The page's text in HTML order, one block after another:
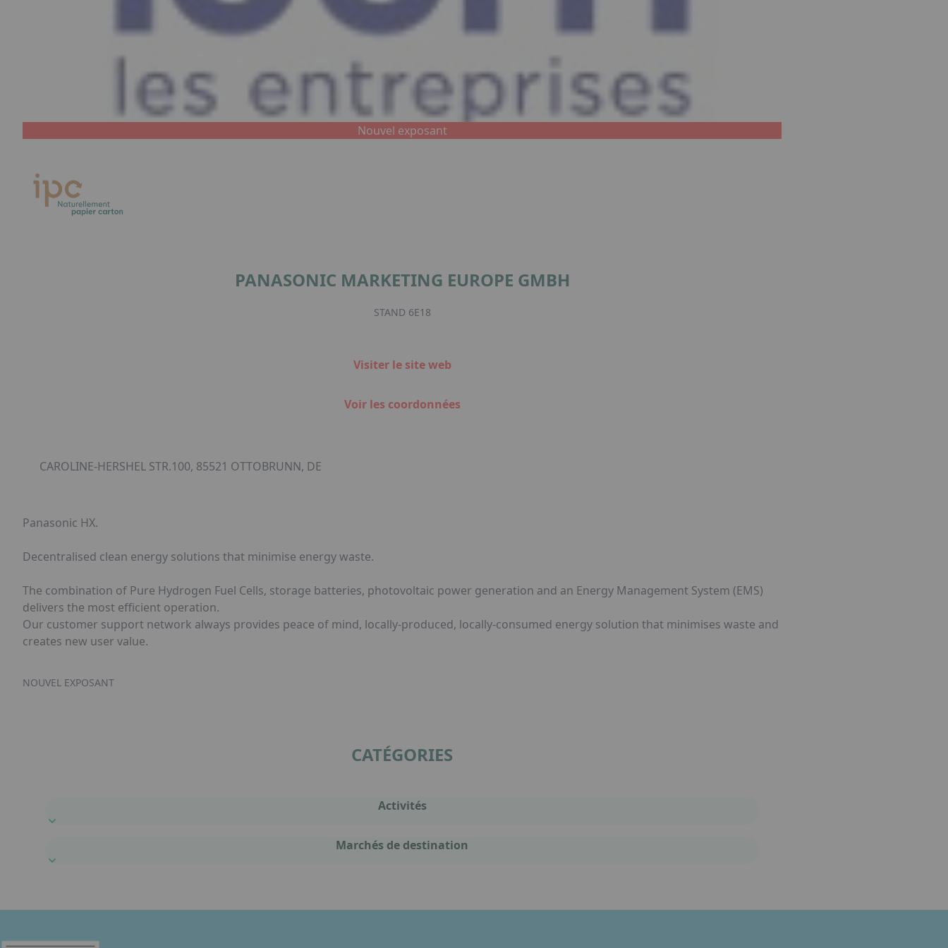
Nouvel exposant
PANASONIC MARKETING EUROPE GMBH
STAND 6E18
Visiter le site web
Voir les coordonnées
CAROLINE-HERSHEL STR.100, 85521 OTTOBRUNN, DE
Panasonic HX.
Decentralised clean energy solutions that minimise energy waste.
The combination of Pure Hydrogen Fuel Cells, storage batteries, photovoltaic power generation and an Energy Management System (EMS)
delivers the most efficient operation.
Our customer support network always provides peace of mind, locally-produced, locally-consumed energy solution that minimises waste and
creates new user value.
NOUVEL EXPOSANT
CATÉGORIES
Activités
Marchés de destination